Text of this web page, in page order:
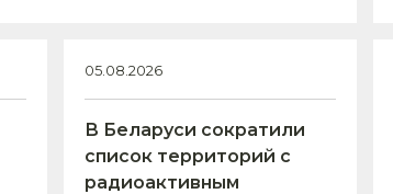
05.08.2026
В Беларуси сократили
список территорий с
радиоактивным